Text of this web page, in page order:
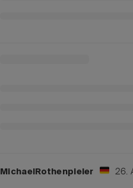
MichaelRothenpieler
26.